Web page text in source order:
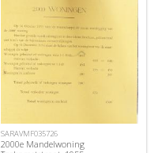
SARAVMF035726
2000e Mandelwoning